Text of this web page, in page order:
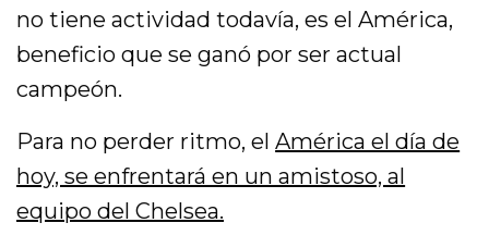
no tiene actividad todavía, es el América,
beneficio que se ganó por ser actual
campeón.
Para no perder ritmo, elAmérica el día de
hoy, se enfrentará en un amistoso, al
equipo del Chelsea.